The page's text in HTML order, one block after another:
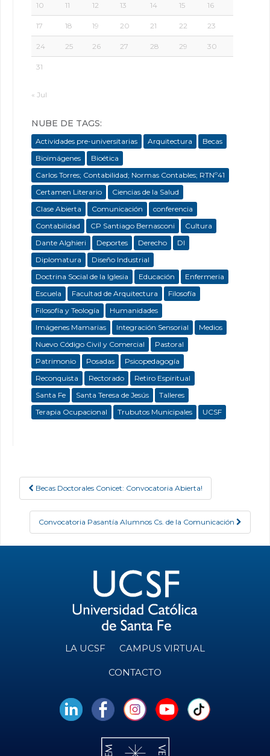
10 11 12 13 14 15 16
17 18 19 20 21 22 23
24 25 26 27 28 29 30
31
« Jul
NUBE DE TAGS:
Actividades pre-universitarias Arquitectura
Becas
Bioimágenes
Bioética
Carlos Torres; Contabilidad; Normas Contables; RTNº41
Certamen Literario
Ciencias de la Salud
Clase Abierta
Comunicación
conferencia
Contabilidad
CP Santiago Bernasconi
Cultura
Dante Alghieri
Deportes Derecho
DI
Diplomatura
Diseño Industrial
Doctrina Social de la Iglesia
Educación
Enfermeria
Escuela
Facultad de Arquitectura
Filosofía
Filosofía y Teología
Humanidades
Imágenes Mamarias
Integración Sensorial
Medios
Nuevo Código Civil y Comercial
Pastoral
Patrimonio
Posadas
Psicopedagogía
Reconquista
Rectorado
Retiro Espiritual
Santa Fe
Santa Teresa de Jesús
Talleres
Terapia Ocupacional
Trubutos Municipales UCSF
Post navigation
Becas Doctorales Conicet: Convocatoria Abierta!
Convocatoria Pasantía Alumnos Cs. de la Comunicación
LA UCSF CAMPUS VIRTUAL
CONTACTO